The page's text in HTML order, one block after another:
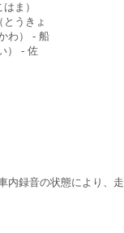
ま）
うきょ
わ） - 船
） - 佐
内録音の状態により、走